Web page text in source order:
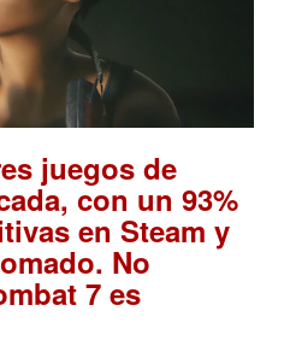
juegos de
con un 93%
en Steam y
No
7 es